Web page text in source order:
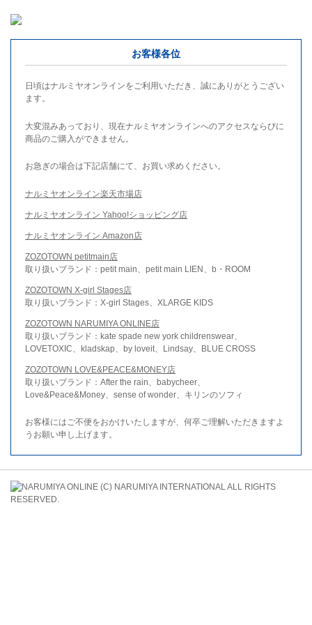
お客様各位
日頃はナルミヤオンラインをご利用いただき、誠にありがとうござい
ます。
大変混みあっており、現在ナルミヤオンラインへのアクセスならびに
商品のご購入ができません。
お急ぎの場合は下記店舗にて、お買い求めください。
ナルミヤオンライン楽天市場店
ナルミヤオンライン Yahoo!ショッピング店
ナルミヤオンライン Amazon店
ZOZOTOWN petitmain店
取り扱いブランド：petit main、petit main LIEN、b・ROOM
ZOZOTOWN X-girl Stages店
取り扱いブランド：X-girl Stages、XLARGE KIDS
ZOZOTOWN NARUMIYA ONLINE店
取り扱いブランド：kate spade new york childrenswear、
LOVETOXIC、kladskap、by loveit、Lindsay、BLUE CROSS
ZOZOTOWN LOVE&PEACE&MONEY店
取り扱いブランド：After the rain、babycheer、
Love&Peace&Money、sense of wonder、キリンのソフィ
お客様にはご不便をおかけいたしますが、何卒ご理解いただきますよ
うお願い申し上げます。